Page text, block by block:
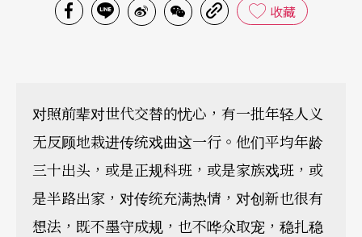
收藏
对照前辈对世代交替的忧心，有一批年轻人义
无反顾地栽进传统戏曲这一行。他们平均年龄
三十出头，或是正规科班，或是家族戏班，或
是半路出家，对传统充满热情，对创新也很有
想法，既不墨守成规，也不哗众取宠，稳扎稳